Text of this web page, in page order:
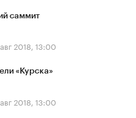
саммит
2018, 13:00
«Курска»
2018, 13:00